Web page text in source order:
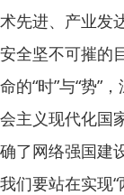
术先进、产业发
安全坚不可摧的
命的“时”与“势”
会主义现代化国
确了网络强国建
我们要站在实现